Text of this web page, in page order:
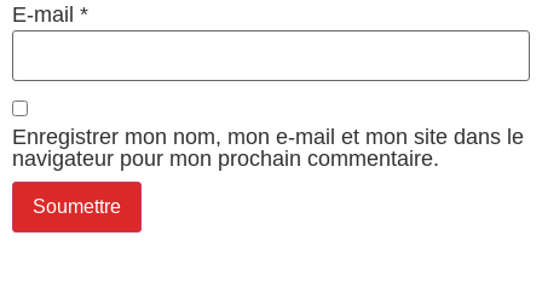
E-mail *
Enregistrer mon nom, mon e-mail et mon site dans le
navigateur pour mon prochain commentaire.